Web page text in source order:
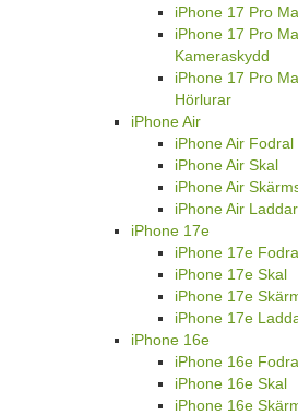
iPhone 17 Pro
iPhone 17 Pro
Kameraskydd
iPhone 17 Pro
Hörlurar
iPhone Air
iPhone Air Fodral
iPhone Air Skal
iPhone Air
iPhone Air
iPhone 17e
iPhone 17e
iPhone 17e Skal
iPhone 17e
iPhone 17e
iPhone 16e
iPhone 16e
iPhone 16e Skal
iPhone 16e